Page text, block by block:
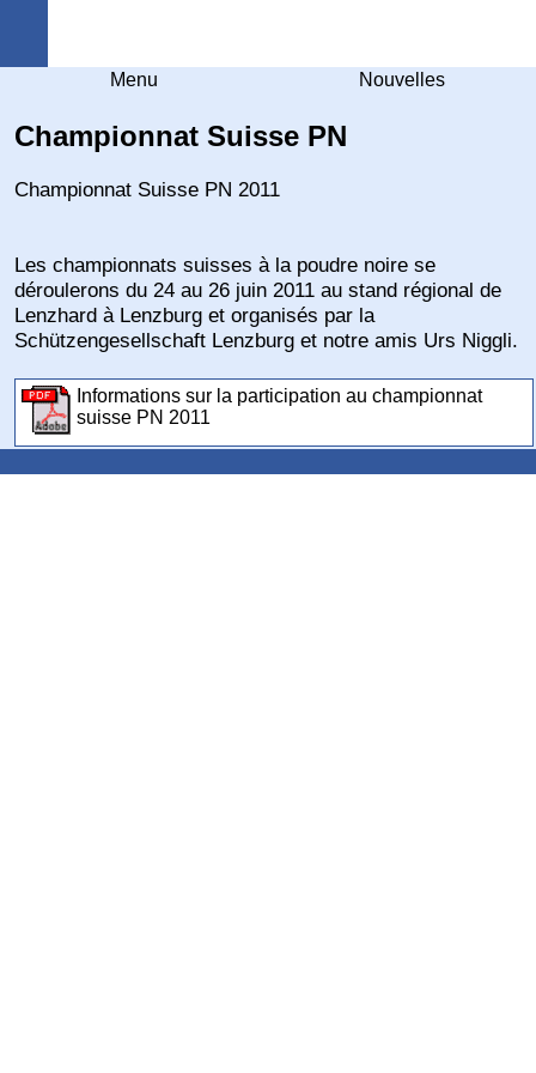
Menu Nouvelles
Championnat Suisse PN
Championnat Suisse PN 2011
Les championnats suisses à la poudre noire se
déroulerons du 24 au 26 juin 2011 au stand régional de
Lenzhard à Lenzburg et organisés par la
Schützengesellschaft Lenzburg et notre amis Urs Niggli.
Informations sur la participation au championnat
suisse PN 2011